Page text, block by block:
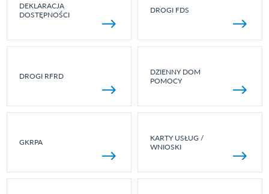
DEKLARACJA
DOSTĘPNOŚCI
DROGI FDS
DROGI RFRD
DZIENNY DOM
POMOCY
GKRPA
KARTY USŁUG /
WNIOSKI